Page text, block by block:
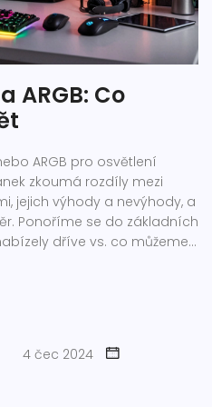
ARGB: Co
ARGB pro osvětlení
zkoumá rozdíly mezi
jejich výhody a nevýhody, a
Ponoříme se do základních
dříve vs. co můžeme
4 čec 2024